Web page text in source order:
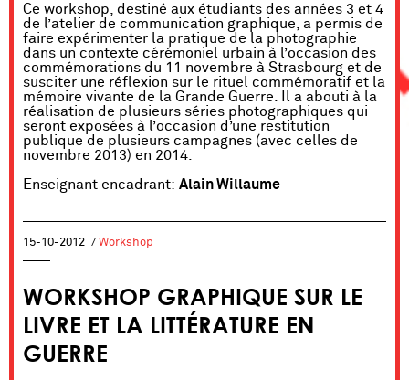
Ce workshop, destiné aux étudiants des années 3 et 4
de l’atelier de communication graphique, a permis de
faire expérimenter la pratique de la photographie
dans un contexte cérémoniel urbain à l’occasion des
commémorations du 11 novembre à Strasbourg et de
susciter une réflexion sur le rituel commémoratif et la
mémoire vivante de la Grande Guerre. Il a abouti à la
réalisation de plusieurs séries photographiques qui
seront exposées à l’occasion d’une restitution
publique de plusieurs campagnes (avec celles de
novembre 2013) en 2014.
Enseignant encadrant: Alain Willaume
15-10-2012 / Workshop
WORKSHOP GRAPHIQUE SUR LE
LIVRE ET LA LITTÉRATURE EN
GUERRE